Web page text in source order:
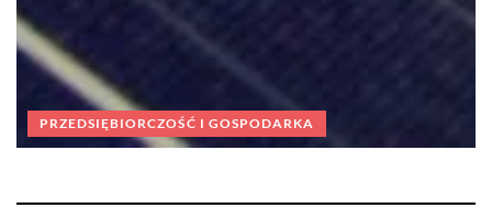
PRZEDSIĘBIORCZOŚĆ I GOSPODARKA